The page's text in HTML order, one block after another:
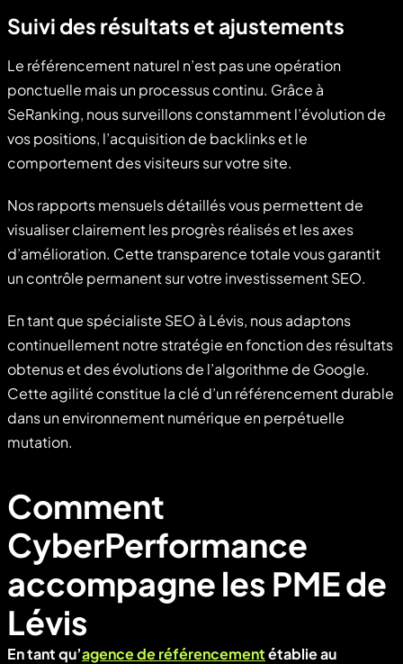
Suivi des résultats et ajustements
Le référencement naturel n’est pas une opération
ponctuelle mais un processus continu. Grâce à
SeRanking, nous surveillons constamment l’évolution de
vos positions, l’acquisition de backlinks et le
comportement des visiteurs sur votre site.
Nos rapports mensuels détaillés vous permettent de
visualiser clairement les progrès réalisés et les axes
d’amélioration. Cette transparence totale vous garantit
un contrôle permanent sur votre investissement SEO.
En tant que spécialiste SEO à Lévis, nous adaptons
continuellement notre stratégie en fonction des résultats
obtenus et des évolutions de l’algorithme de Google.
Cette agilité constitue la clé d’un référencement durable
dans un environnement numérique en perpétuelle
mutation.
Comment
CyberPerformance
accompagne les PME de
Lévis
En tant qu’agence de référencementétablie au